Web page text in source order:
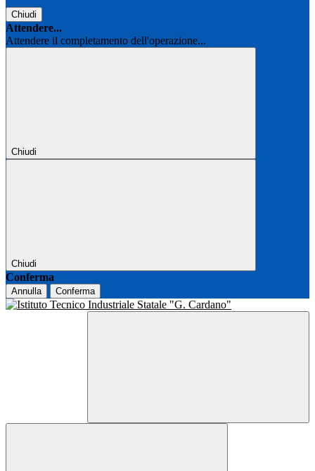
Chiudi
Attendere...
Attendere il completamento dell'operazione...
Chiudi
Chiudi
Conferma
Annulla Conferma